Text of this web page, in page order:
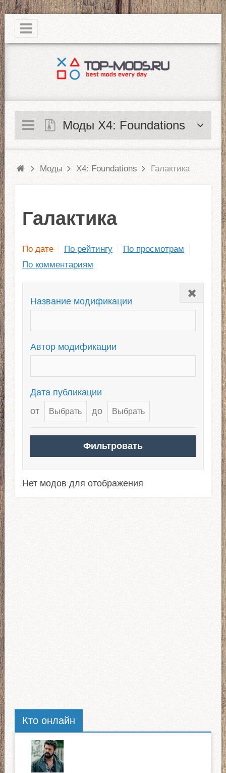
|
Моды X4: Foundations
Моды X4: Foundations Галактика
Галактика
По дате По рейтингу
По просмотрам
По комментариям
Закрыть
Название модификации
Автор модификации
Дата публикации
от
до
Нет модов для отображения
Кто онлайн